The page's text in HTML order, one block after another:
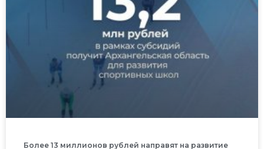
Более 13 миллионов рублей направят на развитие